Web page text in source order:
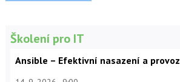
Školení pro IT
Ansible – Efektivní nasazení a provoz